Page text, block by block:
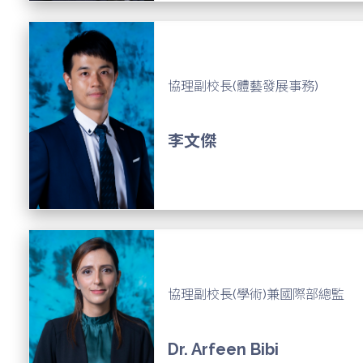
協理副校長(體藝發展事務)
李文傑
協理副校長(學術)兼國際部總監
Dr. Arfeen Bibi